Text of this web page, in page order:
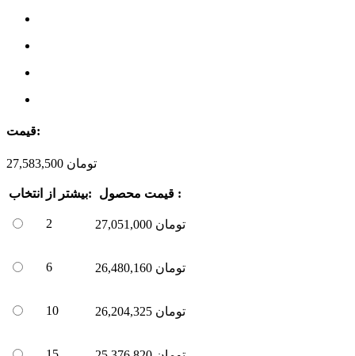
قیمت:
27,583,500 تومان
انتخاب بیشتر از: قیمت محصول :
2 27,051,000 تومان
6 26,480,160 تومان
10 26,204,325 تومان